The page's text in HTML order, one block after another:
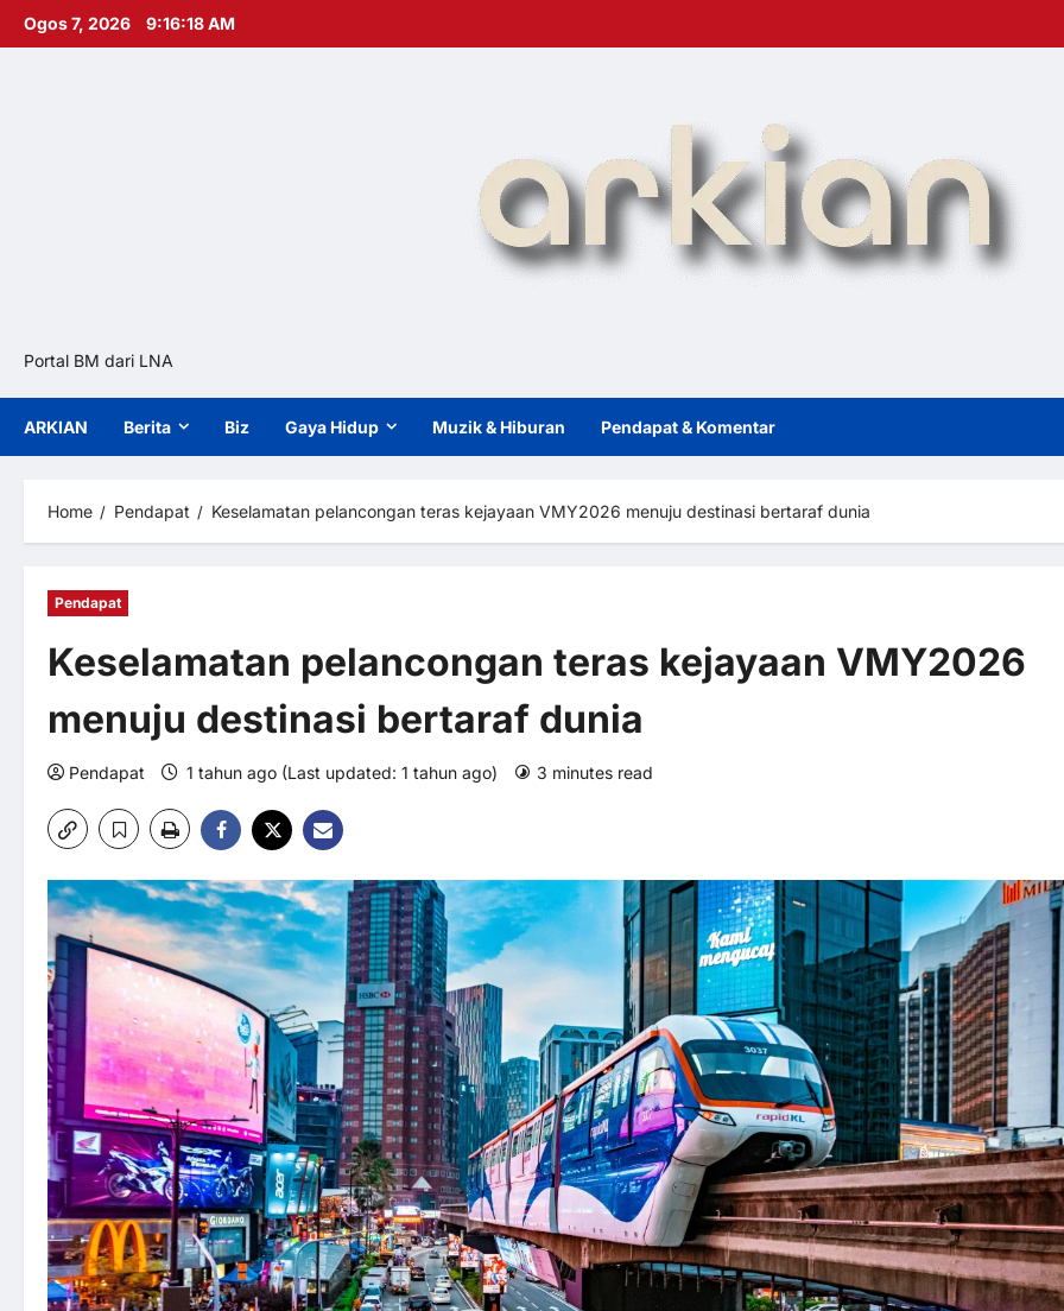
Skip
Ogos 7, 2026 9:16:20 AM
Portal BM dari LNA
ARKIAN Berita Biz Gaya Hidup Muzik & Hiburan Pendapat & Komentar
Home Pendapat Keselamatan pelancongan teras kejayaan VMY2026 menuju destinasi bertaraf dunia
Pendapat
Keselamatan pelancongan teras kejayaan VMY2026
menuju destinasi bertaraf dunia
Pendapat 1 tahun ago (Last updated: 1 tahun ago) 3 minutes read